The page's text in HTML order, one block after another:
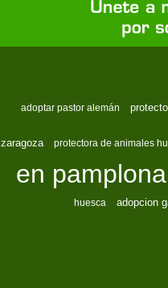
adoptar pastor alemán
zaragoza protectora de animales
en pamplona
huesca adopcion